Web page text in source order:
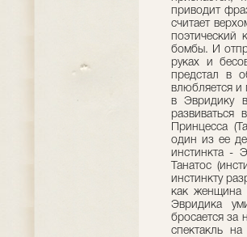
приводит
считает
поэтический
бомбы. И
руках и
предстал в
влюбляется и
в Эвридику
Принцесса
один из ее
инстинкта -
Танатос
инстинкту
как женщина
Эвридика
бросается за
спектакль